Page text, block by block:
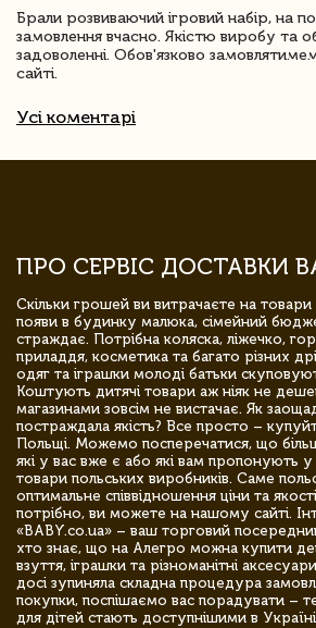
Брали розвиваючий ігровий набір, на
замовлення вчасно. Якістю виробу та
задоволенні. Обов'язково
сайті.
Усі коментарі
ПРО СЕРВІС ДОСТАВКИ
Скільки грошей ви витрачаєте на товари
появи в будинку малюка, сімейний
страждає. Потрібна коляска, ліжечко,
приладдя, косметика та багато різних
одяг та іграшки молоді батьки
Коштують дитячі товари аж ніяк не
магазинами зовсім не вистачає. Як
постраждала якість? Все просто –
Польщі. Можемо посперечатися, що
які у вас вже є або які вам пропонують
товари польських виробників. Саме
оптимальне співвідношення ціни та
потрібно, ви можете на нашому сайті.
«BABY.co.ua» – ваш торговий
хто знає, що на Алегро можна купити
взуття, іграшки та різноманітні
досі зупиняла складна процедура
покупки, поспішаємо вас порадувати –
для дітей стають доступнішими в